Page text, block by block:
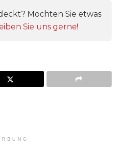
Möchten Sie etwas
Sie uns gerne!